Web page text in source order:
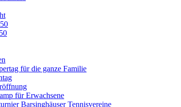
für die ganze Familie
für Erwachsene
Barsinghäuser Tennisvereine